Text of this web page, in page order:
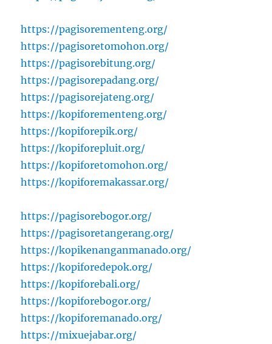
https://pagisorementeng.org/
https://pagisoretomohon.org/
https://pagisorebitung.org/
https://pagisorepadang.org/
https://pagisorejateng.org/
https://kopiforementeng.org/
https://kopiforepik.org/
https://kopiforepluit.org/
https://kopiforetomohon.org/
https://kopiforemakassar.org/
https://pagisorebogor.org/
https://pagisoretangerang.org/
https://kopikenanganmanado.org/
https://kopiforedepok.org/
https://kopiforebali.org/
https://kopiforebogor.org/
https://kopiforemanado.org/
https://mixuejabar.org/